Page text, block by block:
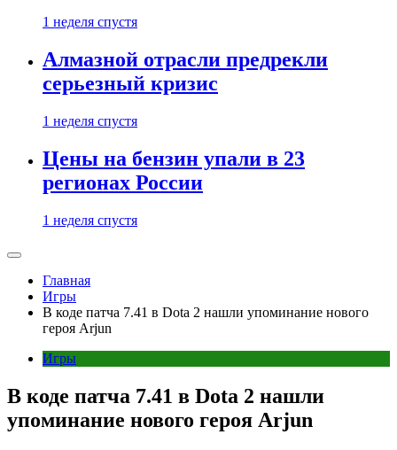
1 неделя спустя
Алмазной отрасли предрекли
серьезный кризис
1 неделя спустя
Цены на бензин упали в 23
регионах России
1 неделя спустя
Главная
Игры
В коде патча 7.41 в Dota 2 нашли упоминание нового
героя Arjun
Игры
В коде патча 7.41 в Dota 2 нашли
упоминание нового героя Arjun